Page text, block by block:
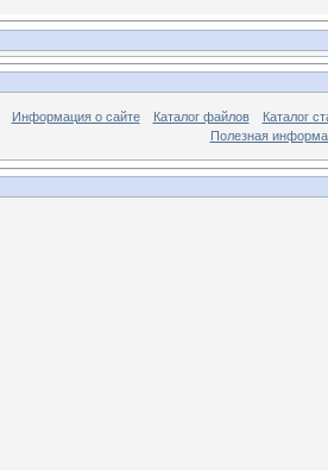
Информация о сайте Каталог файлов
Каталог
Полезная